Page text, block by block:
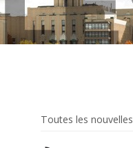
Toutes les nouvelles